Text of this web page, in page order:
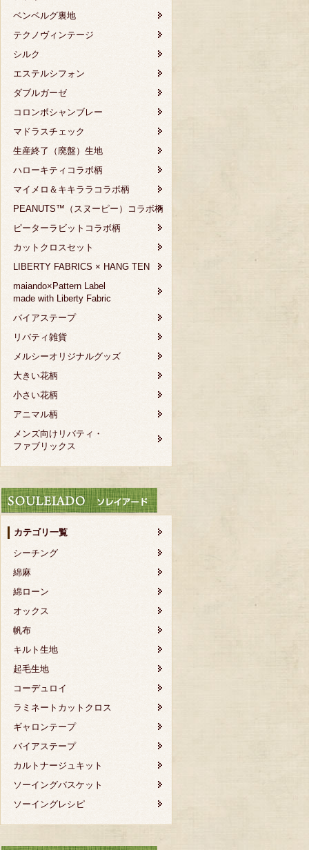
ベンベルグ裏地
テクノヴィンテージ
シルク
エステルシフォン
ダブルガーゼ
コロンボシャンブレー
マドラスチェック
生産終了（廃盤）生地
ハローキティコラボ柄
マイメロ＆キキララコラボ柄
PEANUTS™（スヌーピー）コラボ柄
ピーターラビットコラボ柄
カットクロスセット
LIBERTY FABRICS × HANG TEN
maiando×Pattern Label
made with Liberty Fabric
バイアステープ
リバティ雑貨
メルシーオリジナルグッズ
大きい花柄
小さい花柄
アニマル柄
メンズ向けリバティ・
ファブリックス
カテゴリ一覧
シーチング
綿麻
綿ローン
オックス
帆布
キルト生地
起毛生地
コーデュロイ
ラミネートカットクロス
ギャロンテープ
バイアステープ
カルトナージュキット
ソーイングバスケット
ソーイングレシピ